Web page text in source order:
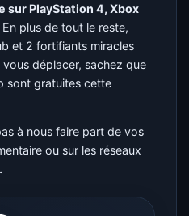
sur PlayStation 4, Xbox
En plus de tout le reste,
et 2 fortifiants miracles
déplacer, sachez que
sont gratuites cette
à nous faire part de vos
ou sur les réseaux
.